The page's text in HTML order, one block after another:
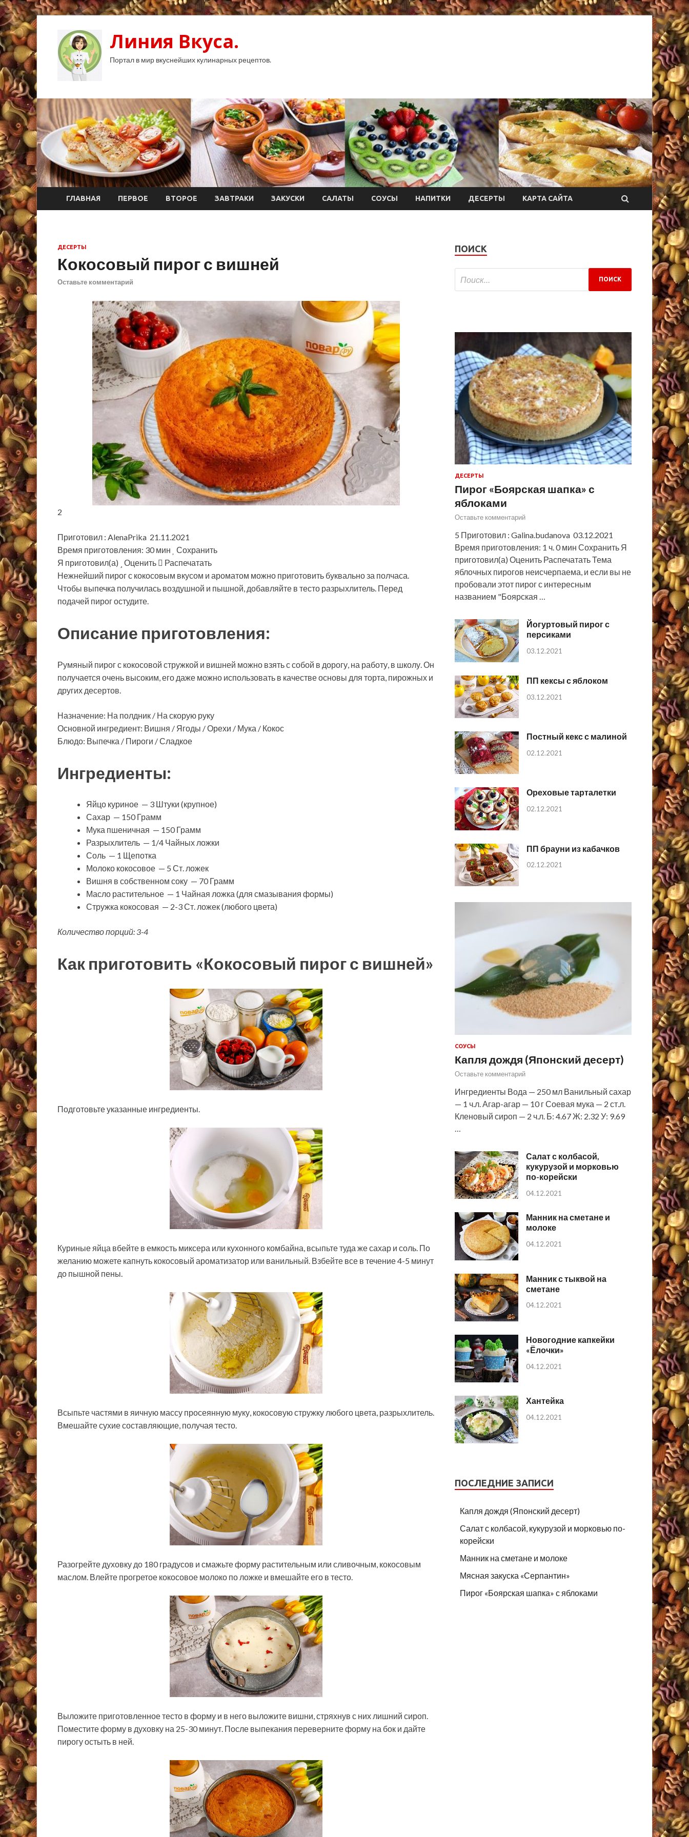
Линия Вкуса.
Портал в мир вкуснейших кулинарных рецептов.
ГЛАВНАЯ ПЕРВОЕ ВТОРОЕ ЗАВТРАКИ ЗАКУСКИ САЛАТЫ СОУСЫ НАПИТКИ ДЕСЕРТЫ КАРТА САЙТА
ДЕСЕРТЫ
Кокосовый пирог с вишней
Оставьте комментарий
2
Приготовил : AlenaPrika 21.11.2021
Время приготовления: 30 мин
Сохранить
Я приготовил(а)
Оценить
Распечатать
Нежнейший пирог с кокосовым вкусом и ароматом можно приготовить буквально за полчаса.
Чтобы выпечка получилась воздушной и пышной, добавляйте в тесто разрыхлитель. Перед
подачей пирог остудите.
Описание приготовления:
Румяный пирог с кокосовой стружкой и вишней можно взять с собой в дорогу, на работу, в школу. Он
получается очень высоким, его даже можно использовать в качестве основы для торта, пирожных и
других десертов.
Назначение: На полдник / На скорую руку
Основной ингредиент: Вишня / Ягоды / Орехи / Мука / Кокос
Блюдо: Выпечка / Пироги / Сладкое
Ингредиенты:
Яйцо куриное — 3 Штуки (крупное)
Сахар — 150 Грамм
Мука пшеничная — 150 Грамм
Разрыхлитель — 1/4 Чайных ложки
Соль — 1 Щепотка
Молоко кокосовое — 5 Ст. ложек
Вишня в собственном соку — 70 Грамм
Масло растительное — 1 Чайная ложка (для смазывания формы)
Стружка кокосовая — 2-3 Ст. ложек (любого цвета)
Количество порций: 3-4
Как приготовить «Кокосовый пирог с вишней»
Подготовьте указанные ингредиенты.
Куриные яйца вбейте в емкость миксера или кухонного комбайна, всыпьте туда же сахар и соль. По
желанию можете капнуть кокосовый ароматизатор или ванильный. Взбейте все в течение 4-5 минут
до пышной пены.
Всыпьте частями в яичную массу просеянную муку, кокосовую стружку любого цвета, разрыхлитель.
Вмешайте сухие составляющие, получая тесто.
Разогрейте духовку до 180 градусов и смажьте форму растительным или сливочным, кокосовым
маслом. Влейте прогретое кокосовое молоко по ложке и вмешайте его в тесто.
Выложите приготовленное тесто в форму и в него выложите вишни, стряхнув с них лишний сироп.
Поместите форму в духовку на 25-30 минут. После выпекания переверните форму на бок и дайте
пирогу остыть в ней.
ПОИСК
ДЕСЕРТЫ
Пирог «Боярская шапка» с
яблоками
Оставьте комментарий
5 Приготовил : Galina.budanova 03.12.2021
Время приготовления: 1 ч. 0 мин Сохранить Я
приготовил(а) Оценить Распечатать Тема
яблочных пирогов неисчерпаема, и если вы не
пробовали этот пирог с интересным
названием "Боярская …
Йогуртовый пирог с
персиками
03.12.2021
ПП кексы с яблоком
03.12.2021
Постный кекс с малиной
02.12.2021
Ореховые тарталетки
02.12.2021
ПП брауни из кабачков
02.12.2021
СОУСЫ
Капля дождя (Японский десерт)
Оставьте комментарий
Ингредиенты Вода — 250 мл Ванильный сахар
— 1 ч.л. Агар-агар — 10 г Соевая мука — 2 ст.л.
Кленовый сироп — 2 ч.л. Б: 4.67 Ж: 2.32 У: 9.69
…
Салат с колбасой,
кукурузой и морковью
по-корейски
04.12.2021
Манник на сметане и
молоке
04.12.2021
Манник с тыквой на
сметане
04.12.2021
Новогодние капкейки
«Ёлочки»
04.12.2021
Хантейка
04.12.2021
ПОСЛЕДНИЕ ЗАПИСИ
Капля дождя (Японский десерт)
Салат с колбасой, кукурузой и морковью по-
корейски
Манник на сметане и молоке
Мясная закуска «Серпантин»
Пирог «Боярская шапка» с яблоками